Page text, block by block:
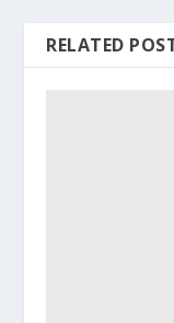
RELATED